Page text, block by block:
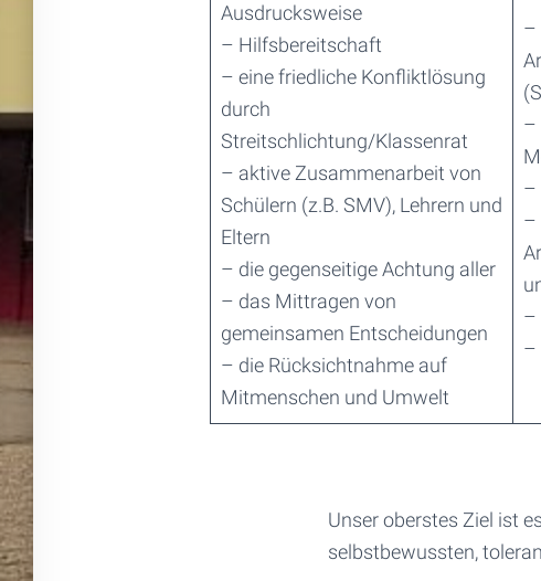
Ausdrucksweise
– Hilfsbereitschaft
– eine friedliche Konfliktlösung
durch
Streitschlichtung/Klassenrat
– aktive Zusammenarbeit von
Schülern (z.B. SMV), Lehrern und
Eltern
– die gegenseitige Achtung aller
– das Mittragen von
gemeinsamen Entscheidungen
– die Rücksichtnahme auf
Mitmenschen und Umwelt
–
–
–
–
–
–
Unser oberstes Ziel ist
selbstbewussten,